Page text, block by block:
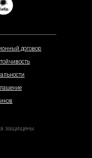
договор
защищены